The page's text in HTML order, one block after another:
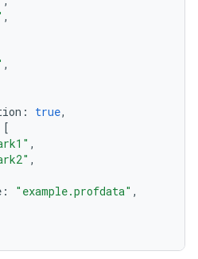
,
,
: true,
[
,
,
: "example.profdata" ,